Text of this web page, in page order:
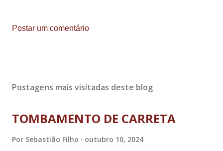
Postar um comentário
Postagens mais visitadas deste blog
TOMBAMENTO DE CARRETA
Por Sebastião Filho outubro 10, 2024